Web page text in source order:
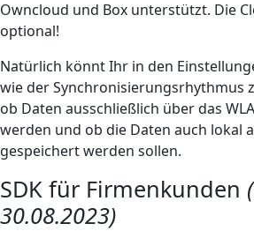
Owncloud und Box unterstützt. Die
optional!
Natürlich könnt Ihr in den
wie der Synchronisierungsrhythmus
ob Daten ausschließlich über das
werden und ob die Daten auch lokal
gespeichert werden sollen.
SDK für Firmenkunden
30.08.2023)